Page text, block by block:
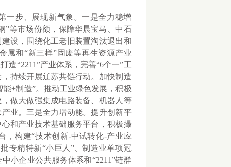
步、展现新气象。一是全力稳增
”等市场份额，保障华晨宝马、中石
设，围绕化工老旧装置淘汰退出和
属和“新三样”固废等再生资源产业
造“2211”产业体系，完善“6个一”工
持续开展辽苏共链行动。加快制造
+制造”。推动工业绿色发展，积极
做大做强集成电路装备、机器人等
业。三是全力增动能。提升创新平
和产业技术基础服务平台，积极撮
，构建“技术创新-中试转化-产业应
专精特新“小巨人”、制造业单项冠
小企业公共服务体系和“2211”链群